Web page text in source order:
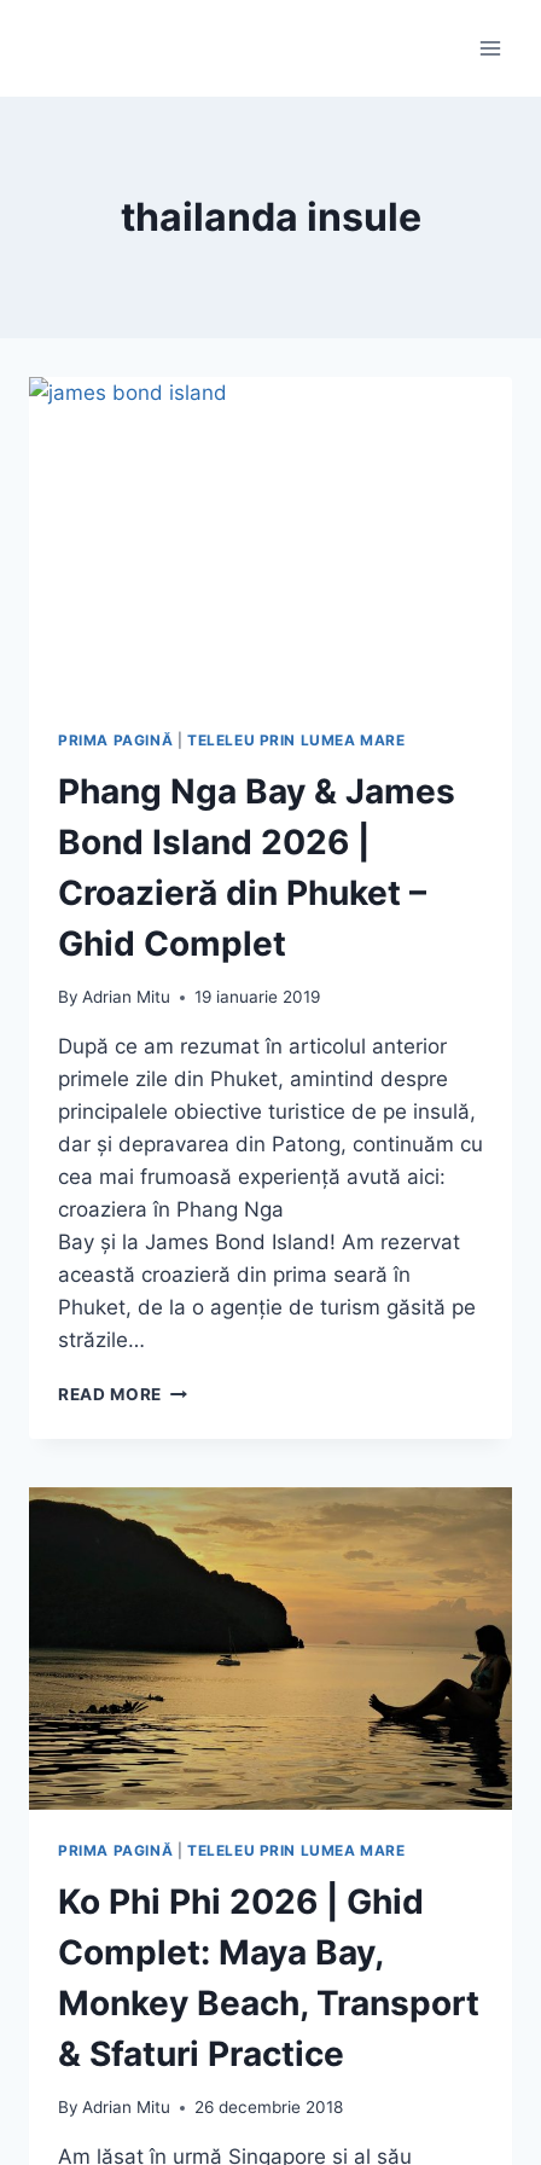
thailanda insule
PRIMA PAGINĂ TELELEU PRIN LUMEA MARE
Phang Nga Bay & James
Bond Island 2026 |
Croazieră din Phuket –
Ghid Complet
By Adrian Mitu 19 ianuarie 2019
După ce am rezumat în articolul anterior
primele zile din Phuket, amintind despre
principalele obiective turistice de pe insulă,
dar și depravarea din Patong, continuăm cu
cea mai frumoasă experiență avută aici:
croaziera în Phang Nga
Bay și la James Bond Island! Am rezervat
această croazieră din prima seară în
Phuket, de la o agenție de turism găsită pe
străzile…
READ MORE PHANG
JAMES
BOND
ISLAND
2026
PHUKET
–
GHID
COMPLET
PRIMA PAGINĂ TELELEU PRIN LUMEA MARE
Ko Phi Phi 2026 | Ghid
Complet: Maya Bay,
Monkey Beach, Transport
& Sfaturi Practice
By Adrian Mitu 26 decembrie 2018
Am lăsat în urmă Singapore și al său